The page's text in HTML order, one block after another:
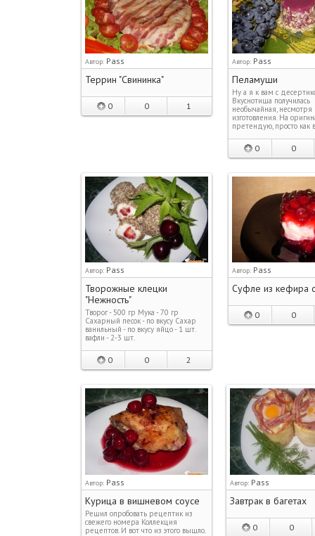
Автор: Pass
Террин "Свининка"
0 0 1
Автор: Pass
Пеламуши
Ну а я к вам с
Вкуснотища получилась
необычайная, несмотря
изготовления. На
претендую, просто как
0 0
Автор: Pass
Творожные клецки
"Нежность"
Творог - 500 гр Мука - 70 гр
Сахарный песок - по вкусу Сахар
ванильный - по вкусу яйцо - 1 шт.
вафли - 2-3 шт.
0 0 2
Автор: Pass
Суфле из кефира
0 0
Автор: Pass
Курица в вишневом соусе
Решил опробовать рецептик из
свежего номера Коллекция
рецептов. И вот что из этого вышло.
Автор: Pass
Завтрак в багетах
0 0